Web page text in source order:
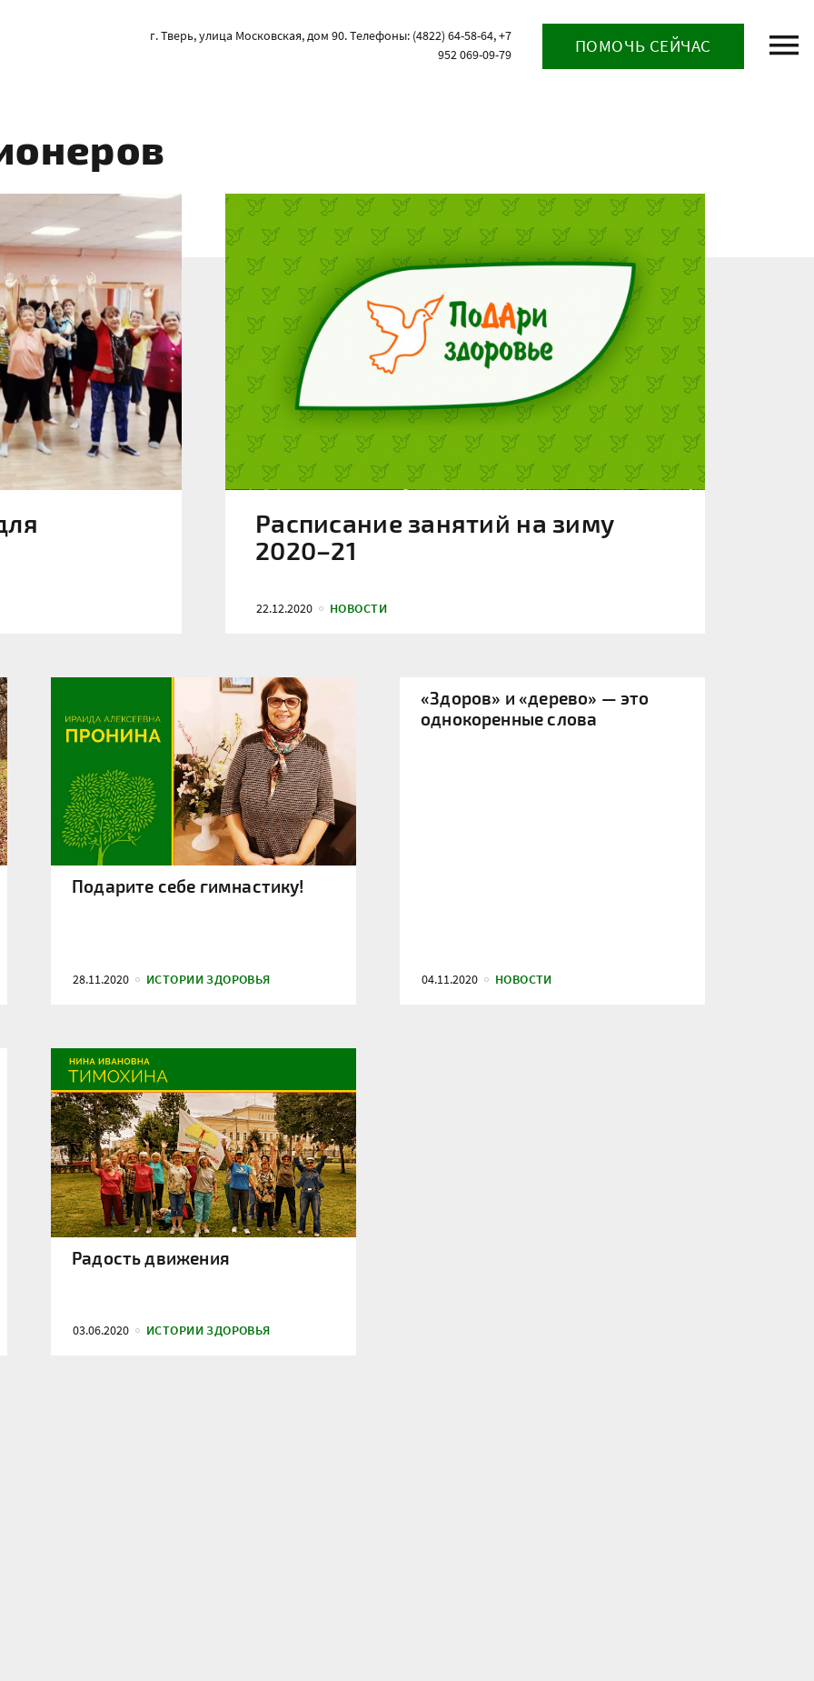
г. Тверь, улица Московская, дом 90. Телефоны: (4822) 64-58-64, +7
952 069-09-79
ПОМОЧЬ СЕЙЧАС
Расписание занятий на зиму
2020–21
22.12.2020 НОВОСТИ
Подарите себе гимнастику!
28.11.2020 ИСТОРИИ ЗДОРОВЬЯ
«Здоров» и «дерево» — это
однокоренные слова
04.11.2020 НОВОСТИ
Радость движения
03.06.2020 ИСТОРИИ ЗДОРОВЬЯ